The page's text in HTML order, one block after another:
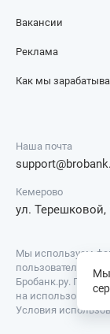
Вакансии
Реклама
Как мы
Наша почта
Кемерово
ул. Терешковой,
Мы используем
пользователям
Бробанк.ру.
на использование
Условия
Мы